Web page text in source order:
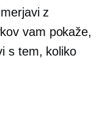
z
vam pokaže,
s tem, koliko